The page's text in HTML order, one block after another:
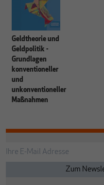
Geldtheorie und
Geldpolitik -
Grundlagen
konventioneller
und
unkonventioneller
Maßnahmen